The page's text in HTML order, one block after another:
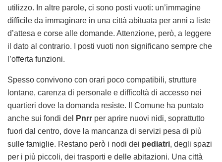
utilizzo. In altre parole, ci sono posti vuoti: un’immagine
difficile da immaginare in una città abituata per anni a liste
d’attesa e corse alle domande. Attenzione, però, a leggere
il dato al contrario. I posti vuoti non significano sempre che
l’offerta funzioni.
Spesso convivono con orari poco compatibili, strutture
lontane, carenza di personale e difficoltà di accesso nei
quartieri dove la domanda resiste. Il Comune ha puntato
anche sui fondi del
Pnrr per aprire nuovi nidi, soprattutto
fuori dal centro, dove la mancanza di servizi pesa di più
sulle famiglie. Restano però i nodi dei pediatri, degli spazi
per i più piccoli, dei trasporti e delle abitazioni. Una città